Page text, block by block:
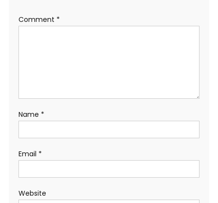
Comment *
Name *
Email *
Website